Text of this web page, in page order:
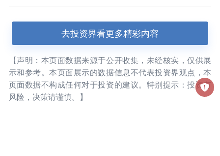
去投资界看更多精彩内容
【声明：本页面数据来源于公开收集，未经核实，仅供展
示和参考。本页面展示的数据信息不代表投资界观点，本
页面数据不构成任何对于投资的建议。特别提示：投资有
风险，决策请谨慎。】